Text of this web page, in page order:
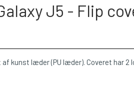
J5 - Flip
kunst læder (PU læder). Coveret har